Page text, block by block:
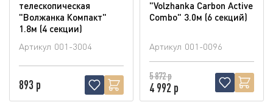
телескопическая
"Волжанка Компакт"
1.8м (4 секции)
Артикул 001-3004
893 р
"Volzhanka Carbon Active
Combo" 3.0м (6 секций)
Артикул 001-0096
5 872 р
4 992 р